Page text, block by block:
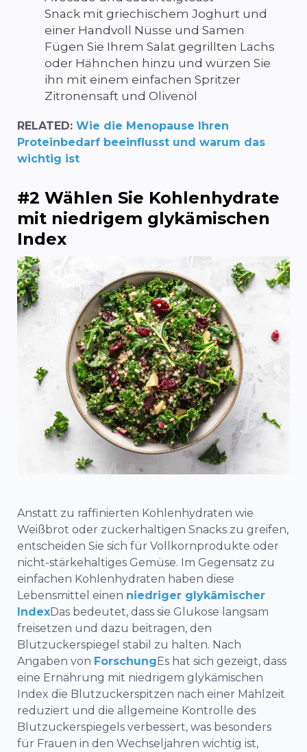
Snack mit griechischem Joghurt und
einer Handvoll Nüsse und Samen
Fügen Sie Ihrem Salat gegrillten Lachs
oder Hähnchen hinzu und würzen Sie
ihn mit einem einfachen Spritzer
Zitronensaft und Olivenöl
RELATED: Wie die Menopause Ihren
Proteinbedarf beeinflusst und warum das
wichtig ist
#2 Wählen Sie Kohlenhydrate
mit niedrigem glykämischen
Index
Anstatt zu raffinierten Kohlenhydraten wie
Weißbrot oder zuckerhaltigen Snacks zu greifen,
entscheiden Sie sich für Vollkornprodukte oder
nicht-stärkehaltiges Gemüse. Im Gegensatz zu
einfachen Kohlenhydraten haben diese
Lebensmittel einen niedriger glykämischer
IndexDas bedeutet, dass sie Glukose langsam
freisetzen und dazu beitragen, den
Blutzuckerspiegel stabil zu halten. Nach
Angaben von ForschungEs hat sich gezeigt, dass
eine Ernährung mit niedrigem glykämischen
Index die Blutzuckerspitzen nach einer Mahlzeit
reduziert und die allgemeine Kontrolle des
Blutzuckerspiegels verbessert, was besonders
für Frauen in den Wechseljahren wichtig ist,